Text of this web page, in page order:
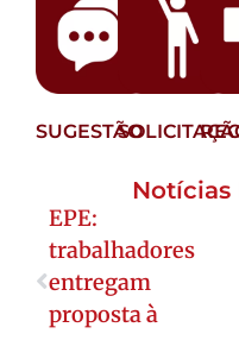
SUGESTÃO
Notícias
EPE:
trabalhadores
entregam
proposta à